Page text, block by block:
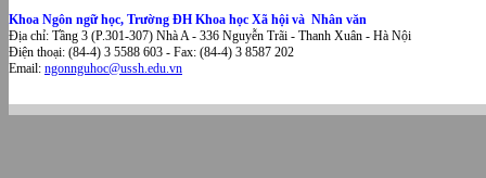
Khoa Ngôn ngữ học, Trường ĐH Khoa học Xã hội và Nhân văn
Địa chỉ: Tầng 3 (P.301-307) Nhà A - 336 Nguyễn Trãi - Thanh Xuân - Hà Nội
Điện thoại: (84-4) 3 5588 603 - Fax: (84-4) 3 8587 202
Email: ngonnguhoc@ussh.edu.vn